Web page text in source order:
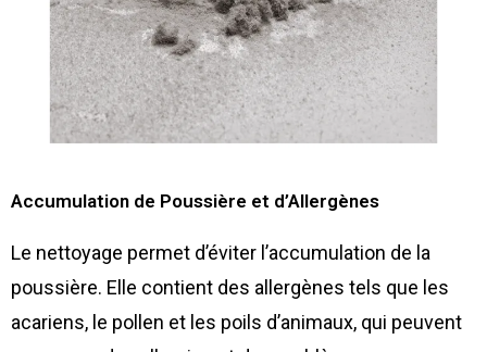
Accumulation de Poussière et d’Allergènes
Le nettoyage permet d’éviter l’accumulation de la
poussière. Elle contient des allergènes tels que les
acariens, le pollen et les poils d’animaux, qui peuvent